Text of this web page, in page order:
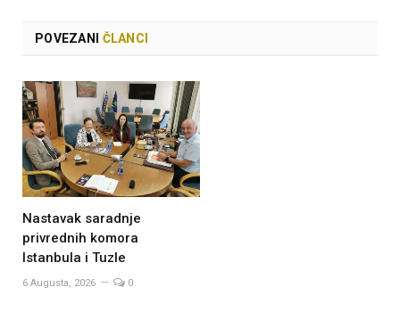
POVEZANI ČLANCI
Nastavak saradnje
privrednih komora
Istanbula i Tuzle
6 Augusta, 2026 0